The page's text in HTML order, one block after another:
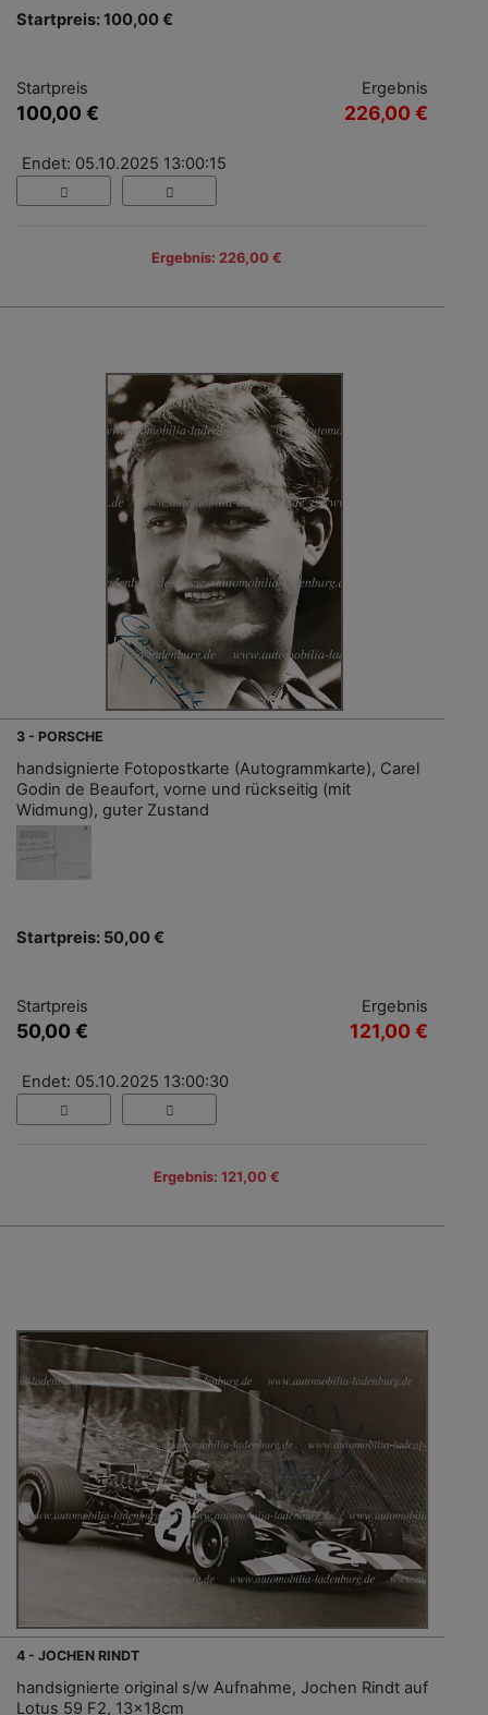
Startpreis: 100,00 €
Startpreis
100,00 €
Ergebnis
226,00 €
Endet: 05.10.2025 13:00:15
Ergebnis: 226,00 €
3 - PORSCHE
handsignierte Fotopostkarte (Autogrammkarte), Carel
Godin de Beaufort, vorne und rückseitig (mit
Widmung), guter Zustand
Startpreis: 50,00 €
Startpreis
50,00 €
Ergebnis
121,00 €
Endet: 05.10.2025 13:00:30
Ergebnis: 121,00 €
4 - JOCHEN RINDT
handsignierte original s/w Aufnahme, Jochen Rindt auf
Lotus 59 F2, 13x18cm